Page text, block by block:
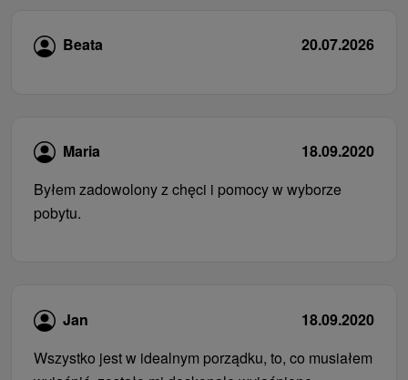
Beata 20.07.2026
Maria
18.09.2020
Byłem zadowolony z chęci i pomocy w wyborze
pobytu.
Jan
18.09.2020
Wszystko jest w idealnym porządku, to, co musiałem